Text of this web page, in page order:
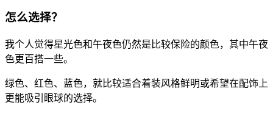
怎么选择？
我个人觉得星光色和午夜色仍然是比较保险的颜色，其中午夜
色更百搭一些。
绿色、红色、蓝色，就比较适合着装风格鲜明或希望在配饰上
更能吸引眼球的选择。